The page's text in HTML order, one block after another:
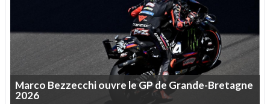
Marco Bezzecchiouvre leGPde Grande-Bretagne
2026